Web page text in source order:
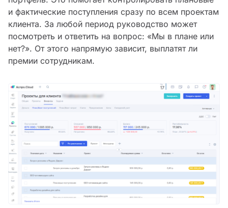
и фактические поступления сразу по всем проектам
клиента. За любой период руководство может
посмотреть и ответить на вопрос: «Мы в плане или
нет?». От этого напрямую зависит, выплатят ли
премии сотрудникам.